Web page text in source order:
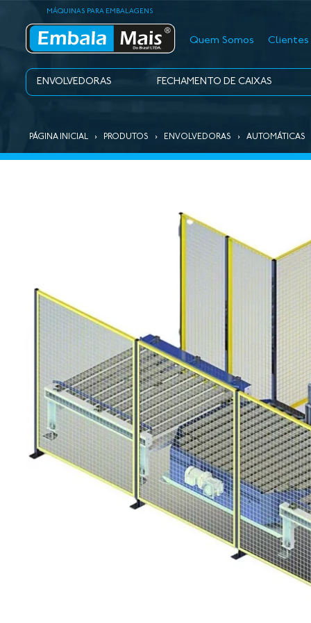
MÁQUINAS PARA EMBALAGENS
Quem Somos Clientes
ENVOLVEDORAS FECHAMENTO DE CAIXAS
PÁGINA INICIAL › PRODUTOS › ENVOLVEDORAS › AUTOMÁTICAS